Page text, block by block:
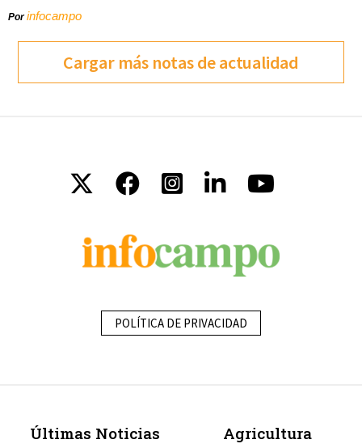
Porinfocampo
Cargar más notas de actualidad
POLÍTICA DE PRIVACIDAD
Últimas Noticias
Agricultura